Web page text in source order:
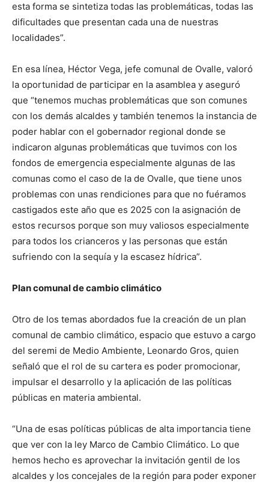
esta forma se sintetiza todas las problemáticas, todas las
dificultades que presentan cada una de nuestras
localidades”.
En esa línea, Héctor Vega, jefe comunal de Ovalle, valoró
la oportunidad de participar en la asamblea y aseguró
que “tenemos muchas problemáticas que son comunes
con los demás alcaldes y también tenemos la instancia de
poder hablar con el gobernador regional donde se
indicaron algunas problemáticas que tuvimos con los
fondos de emergencia especialmente algunas de las
comunas como el caso de la de Ovalle, que tiene unos
problemas con unas rendiciones para que no fuéramos
castigados este año que es 2025 con la asignación de
estos recursos porque son muy valiosos especialmente
para todos los crianceros y las personas que están
sufriendo con la sequía y la escasez hídrica”.
Plan comunal de cambio climático
Otro de los temas abordados fue la creación de un plan
comunal de cambio climático, espacio que estuvo a cargo
del seremi de Medio Ambiente, Leonardo Gros, quien
señaló que el rol de su cartera es poder promocionar,
impulsar el desarrollo y la aplicación de las políticas
públicas en materia ambiental.
“Una de esas políticas públicas de alta importancia tiene
que ver con la ley Marco de Cambio Climático. Lo que
hemos hecho es aprovechar la invitación gentil de los
alcaldes y los concejales de la región para poder exponer